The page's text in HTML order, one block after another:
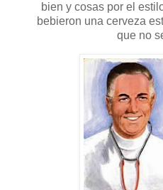
bien y cosas por el
bebieron una cerveza
que no